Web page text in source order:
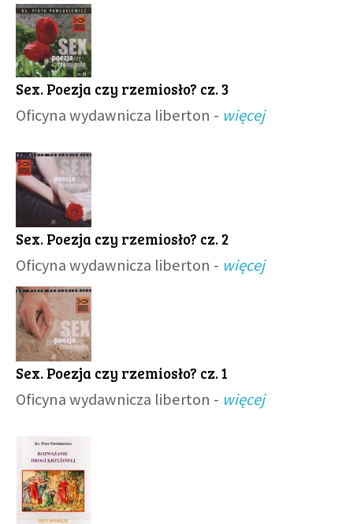
Sex. Poezja czy rzemiosło? cz. 3
Oficyna wydawnicza liberton - więcej
Sex. Poezja czy rzemiosło? cz. 2
Oficyna wydawnicza liberton - więcej
Sex. Poezja czy rzemiosło? cz. 1
Oficyna wydawnicza liberton - więcej